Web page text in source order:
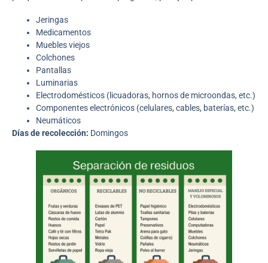
Jeringas
Medicamentos
Muebles viejos
Colchones
Pantallas
Luminarias
Electrodomésticos (licuadoras, hornos de microondas, etc.)
Componentes electrónicos (celulares, cables, baterías, etc.)
Neumáticos
Días de recolección: Domingos